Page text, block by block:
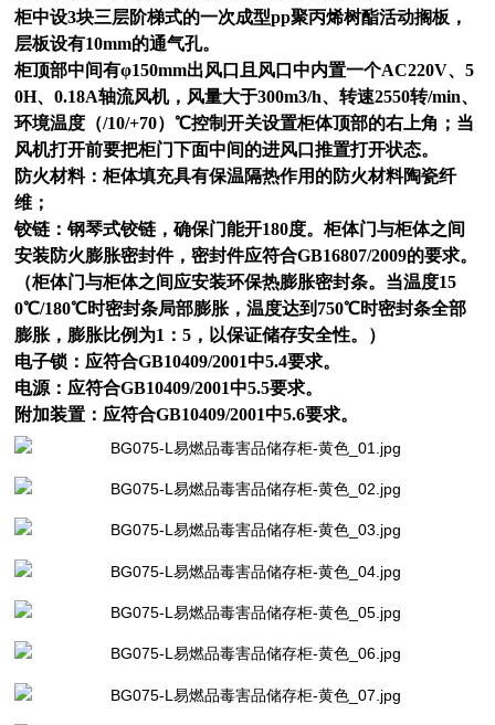
柜中设3块三层阶梯式的一次成型pp聚丙烯树酯活动搁板，
层板设有10mm的通气孔。
柜顶部中间有φ150mm出风口且风口中内置一个AC220V、5
0H、0.18A轴流风机，风量大于300m3/h、转速2550转/min、
环境温度（/10/+70）℃控制开关设置柜体顶部的右上角；当
风机打开前要把柜门下面中间的进风口推置打开状态。
防火材料：柜体填充具有保温隔热作用的防火材料陶瓷纤
维；
铰链：钢琴式铰链，确保门能开180度。柜体门与柜体之间
安装防火膨胀密封件，密封件应符合GB16807/2009的要求。
（柜体门与柜体之间应安装环保热膨胀密封条。当温度15
0℃/180℃时密封条局部膨胀，温度达到750℃时密封条全部
膨胀，膨胀比例为1：5，以保证储存安全性。）
电子锁：应符合GB10409/2001中5.4要求。
电源：应符合GB10409/2001中5.5要求。
附加装置：应符合GB10409/2001中5.6要求。